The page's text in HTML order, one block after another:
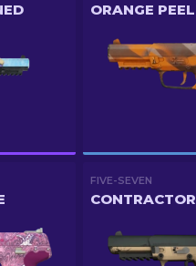
ORANGE PEEL
FIVE-SEVEN
CONTRACTOR